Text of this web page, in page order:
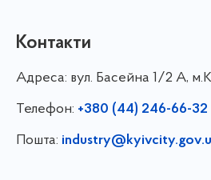
Контакти
Адреса: вул. Басейна 1/⁠2 А,
Телефон: +380 (44) 246-66-32
Пошта: